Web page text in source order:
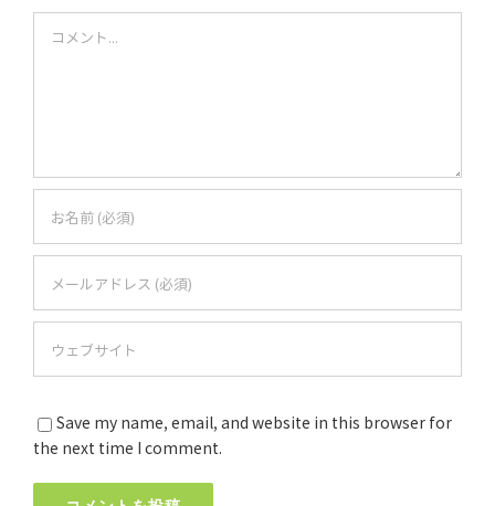
Save my name, email, and website in this browser for
the next time I comment.